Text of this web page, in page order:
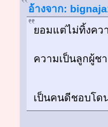
อ้างจาก:
ยอมแต่ไม่ทิ้งคว
ความเป็นลูกผู้ช
เป็นคนดีชอบโ